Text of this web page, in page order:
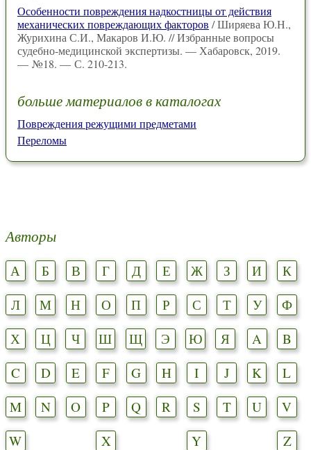
Особенности повреждения надкостницы от действия
механических повреждающих факторов / Ширяева Ю.Н.,
Журихина С.И., Макаров И.Ю. // Избранные вопросы
судебно-медицинской экспертизы. — Хабаровск, 2019.
— №18. — С. 210-213.
больше материалов в каталогах
Повреждения режущими предметами
Переломы
Авторы
А Б В Г Д Е Ж З И
К
Л
М Н О П Р С Т У
Ф
Х
Ц Ч Ш Щ Э Ю Я A
B
C
D E F G H I J K
L
M
N O P Q R S T U
V
W
X Y Z